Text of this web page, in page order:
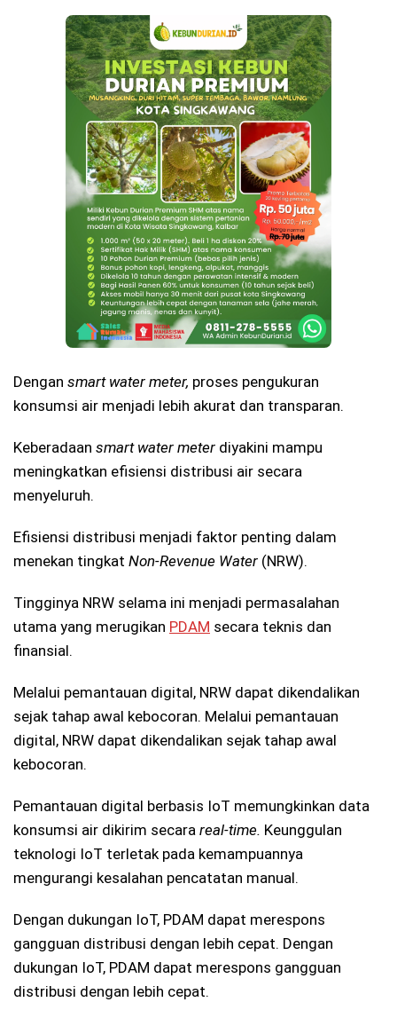
Dengan smart water meter, proses pengukuran
konsumsi air menjadi lebih akurat dan transparan.
Keberadaan smart water meter diyakini mampu
meningkatkan efisiensi distribusi air secara
menyeluruh.
Efisiensi distribusi menjadi faktor penting dalam
menekan tingkat Non-Revenue Water (NRW).
Tingginya NRW selama ini menjadi permasalahan
utama yang merugikan PDAM secara teknis dan
finansial.
Melalui pemantauan digital, NRW dapat dikendalikan
sejak tahap awal kebocoran. Melalui pemantauan
digital, NRW dapat dikendalikan sejak tahap awal
kebocoran.
Pemantauan digital berbasis IoT memungkinkan data
konsumsi air dikirim secara real-time. Keunggulan
teknologi IoT terletak pada kemampuannya
mengurangi kesalahan pencatatan manual.
Dengan dukungan IoT, PDAM dapat merespons
gangguan distribusi dengan lebih cepat. Dengan
dukungan IoT, PDAM dapat merespons gangguan
distribusi dengan lebih cepat.